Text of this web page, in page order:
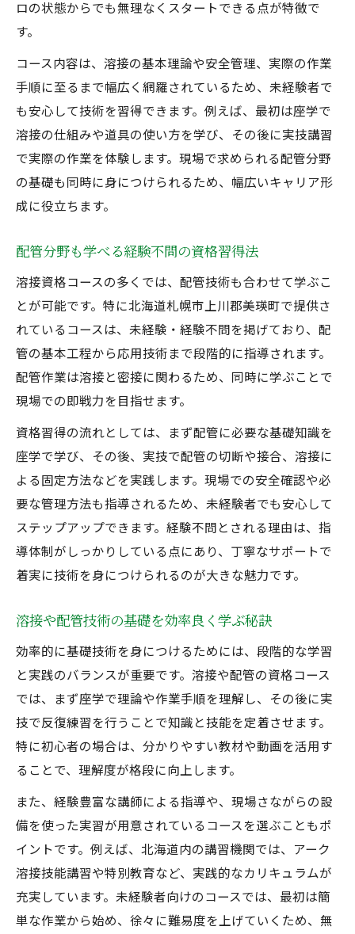
初心者が配管コースで得られる実践力とは
未経験者歓迎の溶接コース選びのポイント
配管技術も学べる経験不問カリキュラムの
特徴
溶接資格コースの魅力と配管分野の可能性
経験不問で参加できるコースの安心サポー
溶接技能を習得したい方必見のポイント
未経験から溶接技能を確実に習得するコツ
配管技術と溶接技術を同時に伸ばす学び方
経験不問で実践力を磨く講習活用法まとめ
溶接資格取得に向けた学習法の具体例
配管もできる溶接技能を早く身につける秘
訣
短期間で取得できる資格コース徹底ガイド
未経験から短期間で溶接資格を取る方法紹
介
配管も学べる短期コースのメリットと特徴
経験不問で資格取得を目指せるカリキュラ
ム
ツ
安心して受講できる実技講習の進め方
未経験でも安心な溶接実技講習の流れを解
説
配管技術も体験できる経験不問の実技サポ
ート
溶接講習で安心して学ぶための準備ポイン
ト
経験不問で挑戦する実技講習の魅力と注意
点
未経験者向け溶接実技のサポート体制とは
ロの状態からでも無理なくスタートできる点が特徴で
す。
コース内容は、溶接の基本理論や安全管理、実際の作業
手順に至るまで幅広く網羅されているため、未経験者で
も安心して技術を習得できます。例えば、最初は座学で
溶接の仕組みや道具の使い方を学び、その後に実技講習
で実際の作業を体験します。現場で求められる配管分野
の基礎も同時に身につけられるため、幅広いキャリア形
成に役立ちます。
配管分野も学べる経験不問の資格習得法
溶接資格コースの多くでは、配管技術も合わせて学ぶこ
とが可能です。特に北海道札幌市上川郡美瑛町で提供さ
れているコースは、未経験・経験不問を掲げており、配
管の基本工程から応用技術まで段階的に指導されます。
配管作業は溶接と密接に関わるため、同時に学ぶことで
現場での即戦力を目指せます。
資格習得の流れとしては、まず配管に必要な基礎知識を
座学で学び、その後、実技で配管の切断や接合、溶接に
よる固定方法などを実践します。現場での安全確認や必
要な管理方法も指導されるため、未経験者でも安心して
ステップアップできます。経験不問とされる理由は、指
導体制がしっかりしている点にあり、丁寧なサポートで
着実に技術を身につけられるのが大きな魅力です。
溶接や配管技術の基礎を効率良く学ぶ秘訣
効率的に基礎技術を身につけるためには、段階的な学習
と実践のバランスが重要です。溶接や配管の資格コース
では、まず座学で理論や作業手順を理解し、その後に実
技で反復練習を行うことで知識と技能を定着させます。
特に初心者の場合は、分かりやすい教材や動画を活用す
ることで、理解度が格段に向上します。
また、経験豊富な講師による指導や、現場さながらの設
備を使った実習が用意されているコースを選ぶこともポ
イントです。例えば、北海道内の講習機関では、アーク
溶接技能講習や特別教育など、実践的なカリキュラムが
充実しています。未経験者向けのコースでは、最初は簡
単な作業から始め、徐々に難易度を上げていくため、無